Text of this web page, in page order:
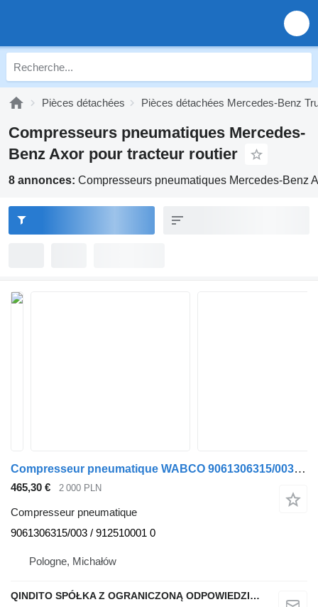
Pièces détachées Pièces détachées Mercedes-Benz
Compresseurs pneumatiques Mercedes-
Benz Axor pour tracteur routier
8 annonces: Compresseurs pneumatiques Mercedes-Benz
Compresseur pneumatique WABCO 9061306315/003 pour tracteur routier Mercedes-Benz AXOR II 2 OM 906.930
465,30 € 2 000 PLN
Compresseur pneumatique
9061306315/003 / 912510001 0
Pologne, Michałów
QINDITO SPÓŁKA Z OGRANICZONĄ ODPOWIEDZIALNOŚCIĄ